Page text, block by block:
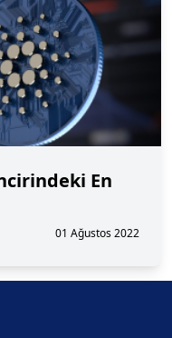
En
01 Ağustos 2022